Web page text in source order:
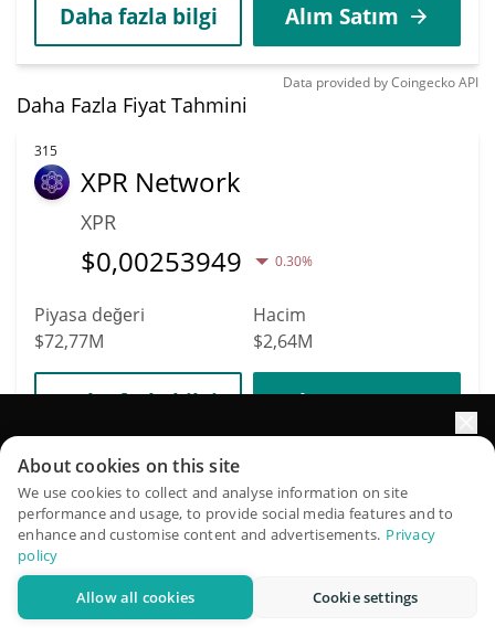
Daha fazla bilgi Alım Satım
Data provided byCoingeckoAPI
Daha Fazla Fiyat Tahmini
315
XPR Network
XPR
$0,00253949 0.30%
Piyasa değeri
$72,77M
Hacim
$2,64M
Daha fazla bilgi Alım Satım
333
0x Protocol
ZRX
$0,08 1.50%
QuantPilot, otonom ajanların stratejilerinizi oluşturduğu,
geriye dönük test ettiği ve optimize ettiği ve piyasa
araştırması yürüttüğü uçtan uca bir strateji platformudur
Ücretsiz deneyin
About cookies on this site
We use cookies to collect and analyse information on site
performance and usage, to provide social media features and to
enhance and customise content and advertisements. Privacy
policy
Allow all cookies Cookie settings